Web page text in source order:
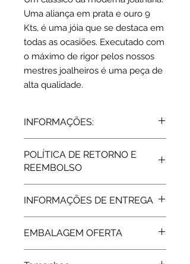
Uma aliança em prata e ouro 9
Kts, é uma jóia que se destaca em
todas as ocasiões. Executado com
o máximo de rigor pelos nossos
mestres joalheiros é uma peça de
alta qualidade.
INFORMAÇÕES:
Zircónias
8 mm
Prata 925: 6 grs | Ouro 375: 0,2 grs
POLÍTICA DE RETORNO E
REEMBOLSO
do Ouro estão abrangidos pela
Garantia de Fabricante, de 2 Anos,
assegurada pelas respetivas
a Rota do Ouro presta igualmente
INFORMAÇÕES DE ENTREGA
EMBALAGEM OFERTA